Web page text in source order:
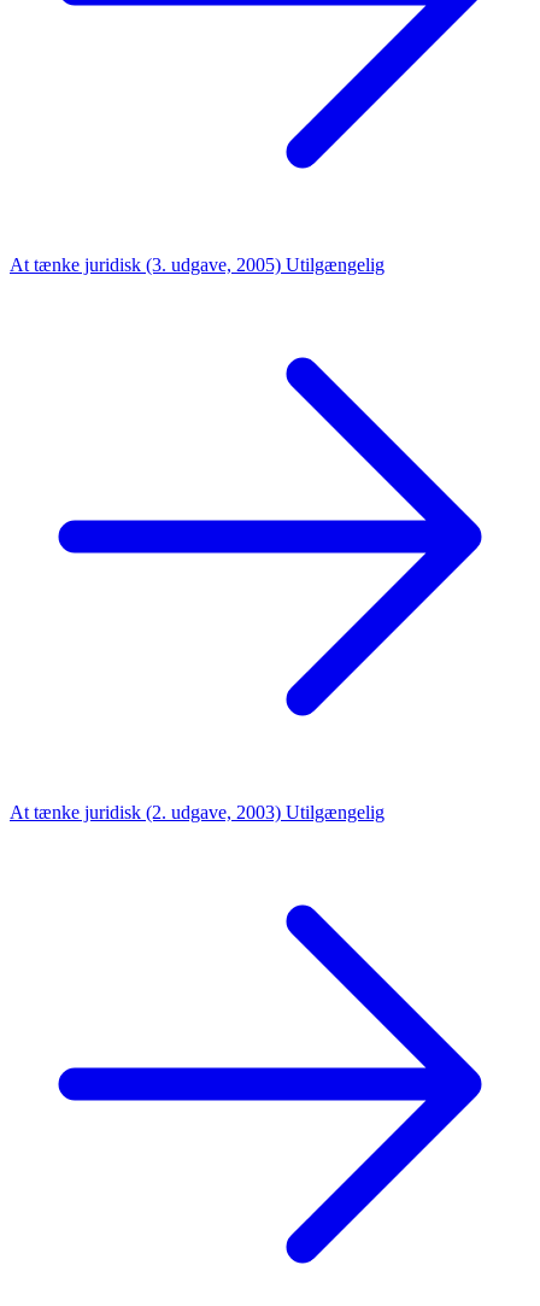
At tænke juridisk (3. udgave, 2005) Utilgængelig
At tænke juridisk (2. udgave, 2003) Utilgængelig